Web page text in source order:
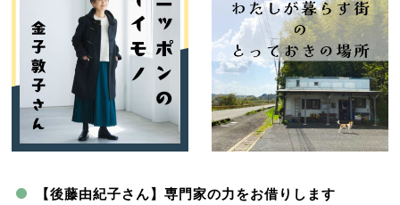
【後藤由紀子さん】専門家の力をお借りします